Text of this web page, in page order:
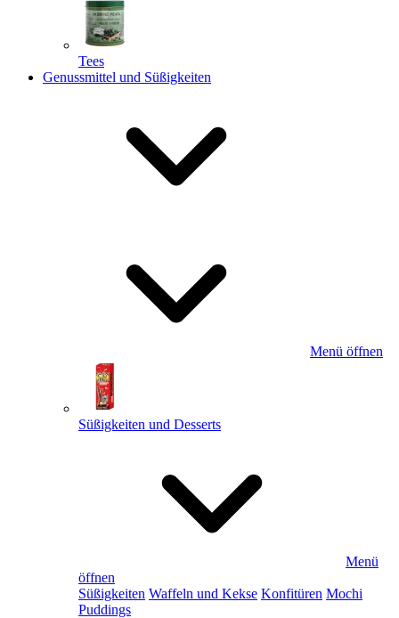
Tees
Genussmittel und Süßigkeiten
Menü öffnen
Süßigkeiten und Desserts
Menü
öffnen
Süßigkeiten Waffeln und Kekse Konfitüren Mochi
Puddings